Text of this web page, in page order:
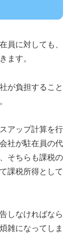
員に対しても、
ます。
が負担すること
アップ計算を行
社が駐在員の代
そちらも課税の
課税所得として
しなければなら
雑になってしま